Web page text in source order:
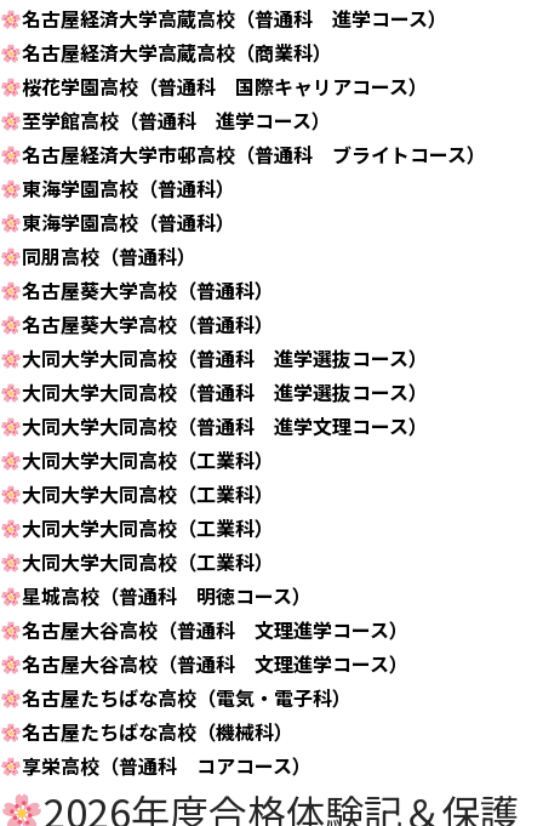
名古屋経済大学高蔵高校（普通科 進学コース）
名古屋経済大学高蔵高校（商業科）
桜花学園高校（普通科 国際キャリアコース）
至学館高校（普通科 進学コース）
名古屋経済大学市邨高校（普通科 ブライトコース）
東海学園高校（普通科）
東海学園高校（普通科）
同朋高校（普通科）
名古屋葵大学高校（普通科）
名古屋葵大学高校（普通科）
大同大学大同高校（普通科 進学選抜コース）
大同大学大同高校（普通科 進学選抜コース）
大同大学大同高校（普通科 進学文理コース）
大同大学大同高校（工業科）
大同大学大同高校（工業科）
大同大学大同高校（工業科）
大同大学大同高校（工業科）
星城高校（普通科 明徳コース）
名古屋大谷高校（普通科 文理進学コース）
名古屋大谷高校（普通科 文理進学コース）
名古屋たちばな高校（電気・電子科）
名古屋たちばな高校（機械科）
享栄高校（普通科 コアコース）
2026年度合格体験記＆保護